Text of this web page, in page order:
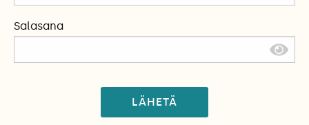
Salasana
LÄHETÄ